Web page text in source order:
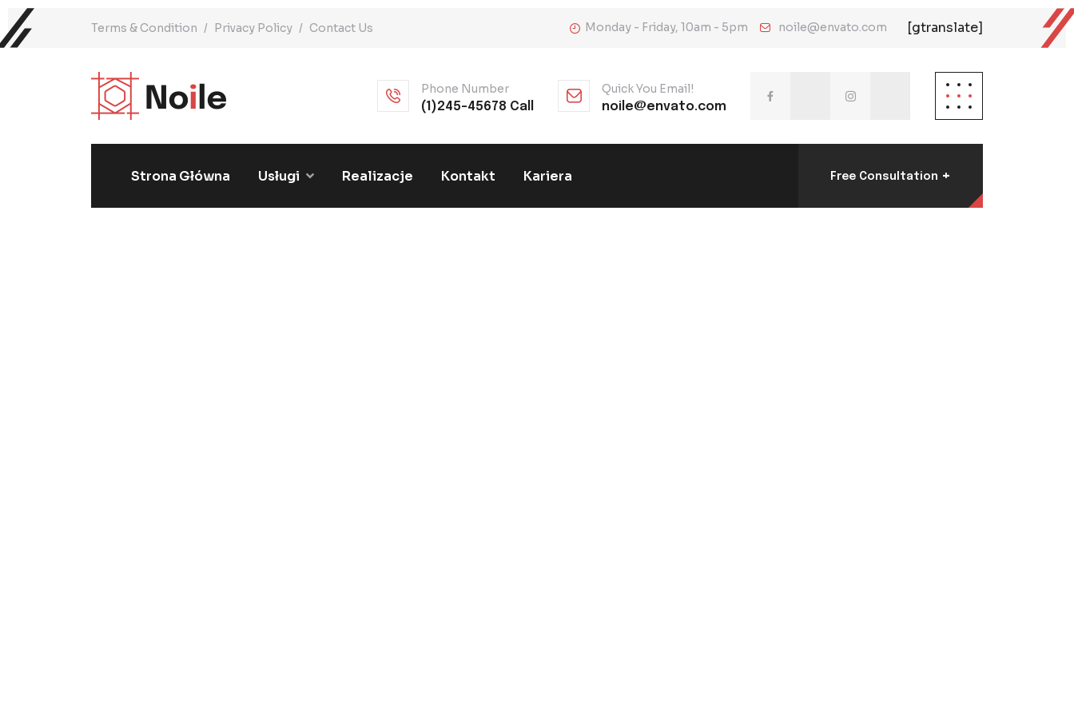
Terms & Condition Privacy Policy Contact Us Monday - Friday, 10am - 5pm noile@envato.com [gtranslate]
Phone Number
(1)245-45678 Call
Quick You Email!
noile@envato.com
Strona Główna Usługi Realizacje Kontakt Kariera Free Consultation +